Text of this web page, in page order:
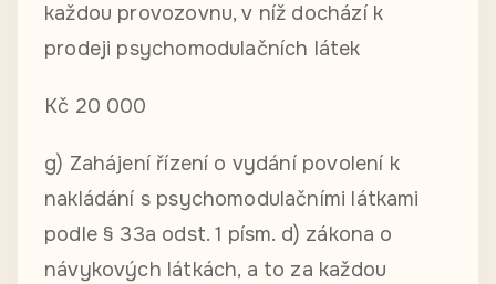
každou provozovnu, v níž dochází k
prodeji psychomodulačních látek
Kč 20 000
g) Zahájení řízení o vydání povolení k
nakládání s psychomodulačními látkami
podle § 33a odst. 1 písm. d) zákona o
návykových látkách, a to za každou